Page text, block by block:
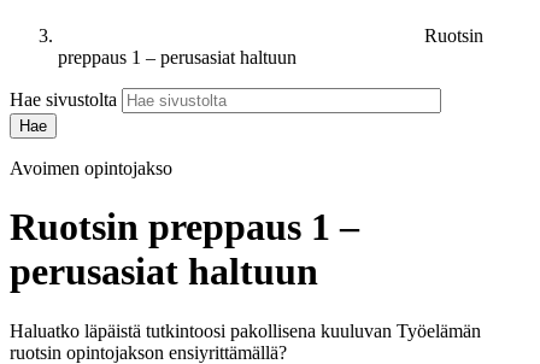
Ruotsin
preppaus 1 – perusasiat haltuun
Hae sivustolta
Avoimen opintojakso
Ruotsin preppaus 1 –
perusasiat haltuun
Haluatko läpäistä tutkintoosi pakollisena kuuluvan Työelämän
ruotsin opintojakson ensiyrittämällä?